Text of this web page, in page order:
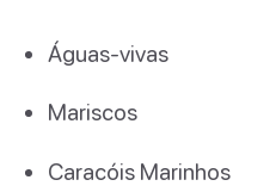
Águas-vivas
Mariscos
Caracóis Marinhos